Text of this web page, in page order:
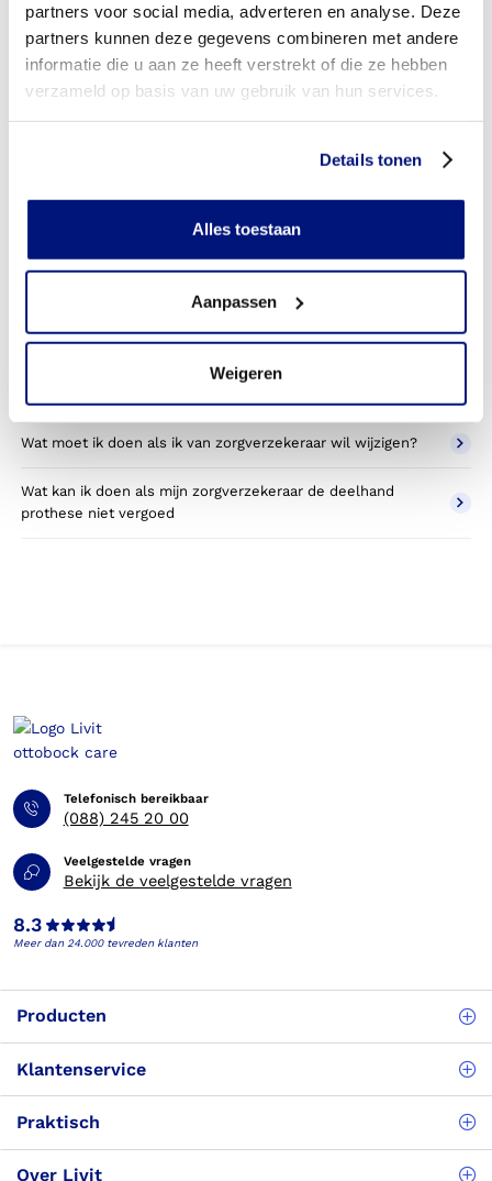
partners voor social media, adverteren en analyse. Deze
partners kunnen deze gegevens combineren met andere
informatie die u aan ze heeft verstrekt of die ze hebben
verzameld op basis van uw gebruik van hun services.
Details tonen
Alles toestaan
Aanpassen
Weigeren
Wordt de deelhand prothese geleverd onder de bruikleen
of lease regeling van uw zorgverzekering?
Wanneer mag mijn deelhand prothese vervangen worden?
toestemming nodig van mijn zorgverzekeraar?
Kan ik een reserve deelhand prothese vergoed krijgen?
Wat valt er binnen de vergoeding van een deelhand
prothese?
betaald door mijn zorgverzekering?
Wat moet ik doen als ik van zorgverzekeraar wil wijzigen?
Wat kan ik doen als mijn zorgverzekeraar de deelhand
prothese niet vergoed
Telefonisch bereikbaar
(088) 245 20 00
Veelgestelde vragen
Bekijk de veelgestelde vragen
8.3
Meer dan 24.000 tevreden klanten
Producten
Klantenservice
Praktisch
Over Livit